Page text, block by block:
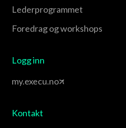
Leder­programmet
Foredrag og workshops
Logg inn
my.execu.no
Kontakt